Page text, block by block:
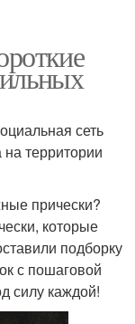
сеть
территории
прически?
которые
подборку
с пошаговой
силу каждой!